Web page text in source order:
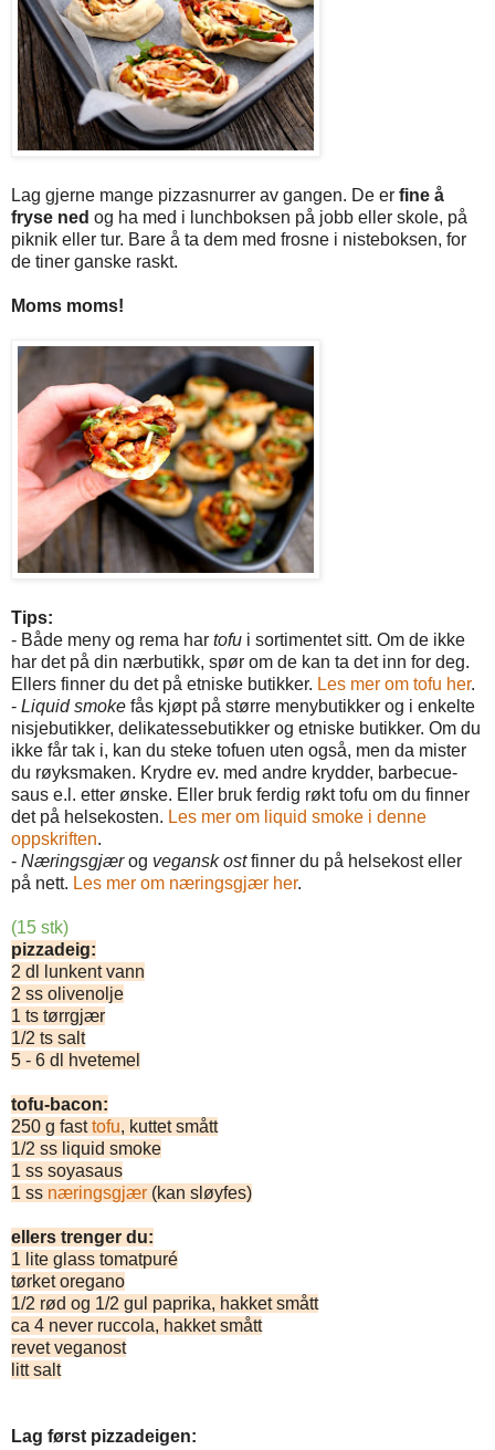
Lag gjerne mange pizzasnurrer av gangen. De er fine å
fryse ned og ha med i lunchboksen på jobb eller skole, på
piknik eller tur. Bare å ta dem med frosne i nisteboksen, for
de tiner ganske raskt.
Moms moms!
Tips:
- Både meny og rema har tofu i sortimentet sitt. Om de ikke
har det på din nærbutikk, spør om de kan ta det inn for deg.
Ellers finner du det på etniske butikker. Les mer om tofu her.
- Liquid smoke fås kjøpt på større menybutikker og i enkelte
nisjebutikker, delikatessebutikker og etniske butikker. Om du
ikke får tak i, kan du steke tofuen uten også, men da mister
du røyksmaken. Krydre ev. med andre krydder, barbecue-
saus e.l. etter ønske. Eller bruk ferdig røkt tofu om du finner
det på helsekosten. Les mer om liquid smoke i denne
oppskriften.
- Næringsgjærog vegansk ostfinner du på helsekost eller
på nett. Les mer om næringsgjær her.
(15 stk)
pizzadeig:
2 dl lunkent vann
2 ss olivenolje
1 ts tørrgjær
1/2 ts salt
5 - 6 dl hvetemel
tofu-bacon:
250 g fasttofu, kuttet smått
1/2 ss liquid smoke
1 ss soyasaus
1 ss næringsgjær (kan sløyfes)
ellers trenger du:
1 lite glass tomatpuré
tørket oregano
1/2 rød og 1/2 gul paprika, hakket smått
ca 4 never ruccola, hakket smått
revet veganost
litt salt
Lag først pizzadeigen: